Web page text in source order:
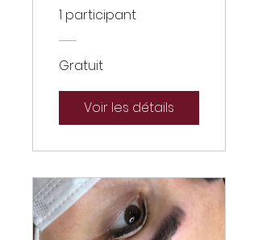
1 participant
Gratuit
Voir les détails